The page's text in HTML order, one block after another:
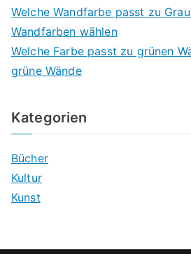
Welche Wandfarbe passt zu
Wandfarben wählen
Welche Farbe passt zu grünen
grüne Wände
Kategorien
Bücher
Kultur
Kunst